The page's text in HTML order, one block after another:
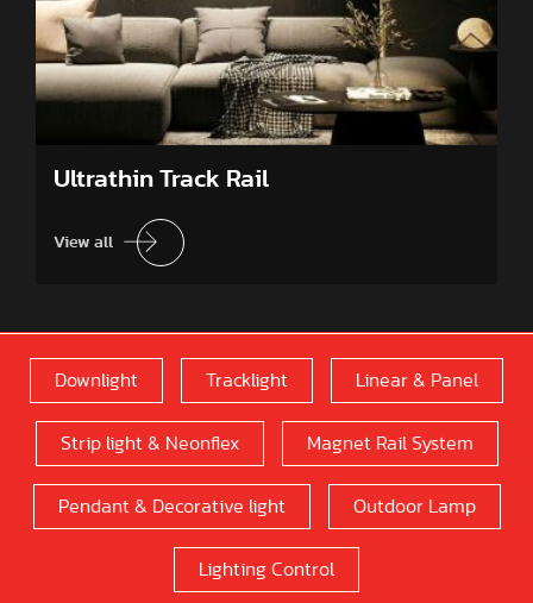
Ultrathin Track Rail
View all
Downlight Tracklight Linear & Panel
Strip light & Neonflex Magnet Rail System
Pendant & Decorative light Outdoor Lamp
Lighting Control